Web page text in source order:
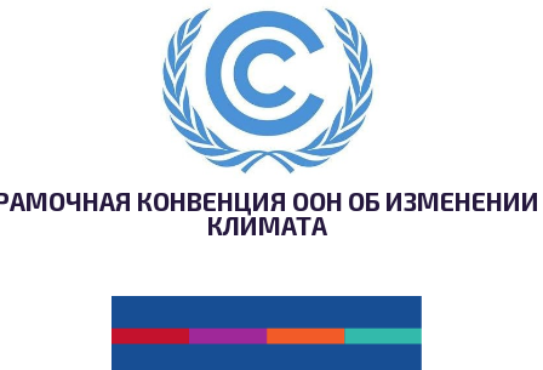
КОНВЕНЦИЯ ООН ОБ ИЗМЕНЕНИИ
КЛИМАТА